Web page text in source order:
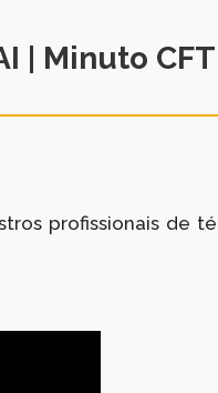
| Minuto CFT
profissionais de